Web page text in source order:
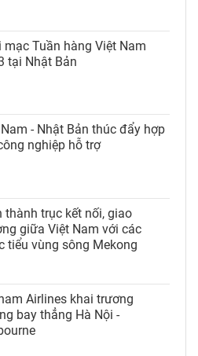
mạc Tuần hàng Việt Nam
tại Nhật Bản
- Nhật Bản thúc đẩy hợp
nghiệp hỗ trợ
thành trục kết nối, giao
giữa Việt Nam với các
tiểu vùng sông Mekong
Airlines khai trương
bay thẳng Hà Nội -